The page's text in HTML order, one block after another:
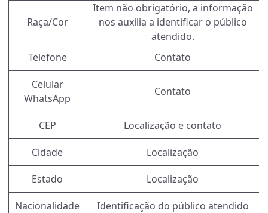
Raça/Cor
Item não obrigatório, a informação
nos auxilia a identificar o público
atendido.
Telefone
Contato
Celular
WhatsApp
Contato
CEP Localização e contato
Cidade Localização
Estado Localização
Nacionalidade Identificação do público atendido